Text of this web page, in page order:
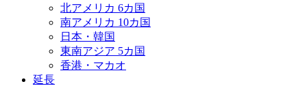
北アメリカ 6カ国
南アメリカ 10カ国
日本・韓国
東南アジア 5カ国
香港・マカオ
延長